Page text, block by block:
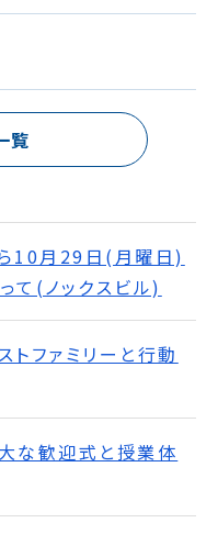
覧
10月29日(月曜日)
て(ノックスビル)
ファミリーと行動
な歓迎式と授業体